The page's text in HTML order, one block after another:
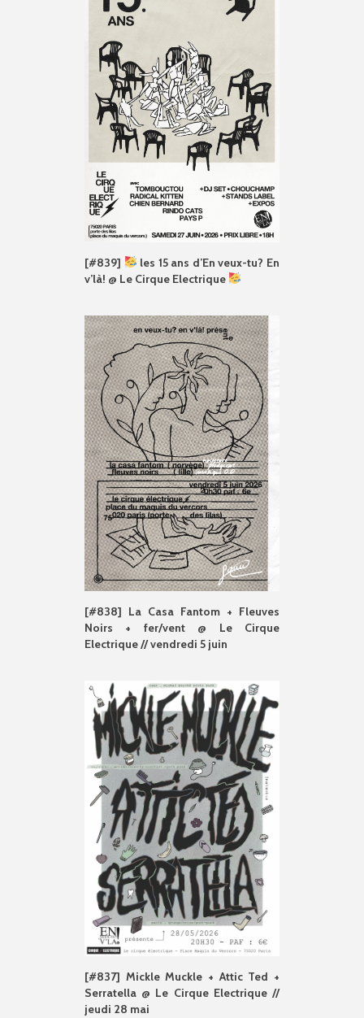
[#839]
les 15 ans d’En veux-tu? En
v’là! @ Le Cirque Electrique
[#838] La Casa Fantom + Fleuves
Noirs + fer/vent @ Le Cirque
Electrique // vendredi 5 juin
[#837] Mickle Muckle + Attic Ted +
Serratella @ Le Cirque Electrique //
jeudi 28 mai